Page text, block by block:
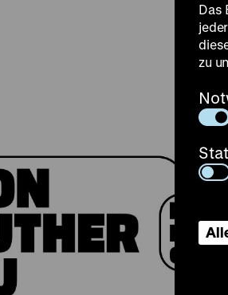
Das
zu